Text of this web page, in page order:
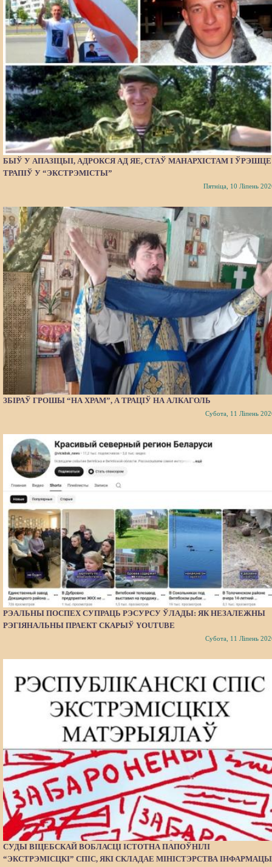
БЫЎ У АПАЗІЦЫІ, АДРОКСЯ АД ЯЕ, СТАЎ МАНАРХІСТАМ І ЎРЭШЦЕ
ТРАПІЎ У “ЭКСТРЭМІСТЫ”
Пятніца, 10 Ліпень
ЗБІРАЎ ГРОШЫ “НА ХРАМ”, А ТРАЦІЎ НА АЛКАГОЛЬ
Субота, 11 Ліпень
РЭАЛЬНЫ ПОСПЕХ СУПРАЦЬ РЭСУРСУ ЎЛАДЫ: ЯК НЕЗАЛЕЖНЫ
РЭГІЯНАЛЬНЫ ПРАЕКТ СКАРЫЎ YOUTUBE
Субота, 11 Ліпень
СУДЫ ВІЦЕБСКАЙ ВОБЛАСЦІ ІСТОТНА ПАПОЎНІЛІ
“ЭКСТРЭМІСЦКІ” СПІС, ЯКІ СКЛАДАЕ МІНІСТЭРСТВА